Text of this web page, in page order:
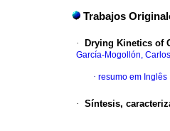
Trabajos
· Drying Kinetics of
García-Mogollón, Carlos
· resumo em Inglês
· Síntesis,